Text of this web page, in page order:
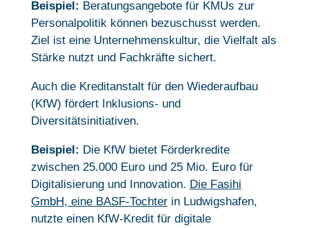
Beispiel: Beratungsangebote für KMUs zur
Personalpolitik können bezuschusst werden.
Ziel ist eine Unternehmenskultur, die Vielfalt als
Stärke nutzt und Fachkräfte sichert.
Auch die Kreditanstalt für den Wiederaufbau
(KfW) fördert Inklusions- und
Diversitätsinitiativen.
Beispiel: Die KfW bietet Förderkredite
zwischen 25.000 Euro und 25 Mio. Euro für
Digitalisierung und Innovation. Die Fasihi
GmbH, eine BASF-Tochterin Ludwigshafen,
nutzte einen KfW-Kredit für digitale